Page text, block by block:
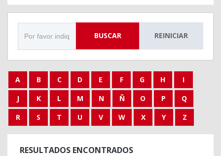
BUSCAR REINICIAR
A B C D E F G H
I
J
K L M N Ñ O P
Q
R
S T U V W X Y Z
RESULTADOS ENCONTRADOS